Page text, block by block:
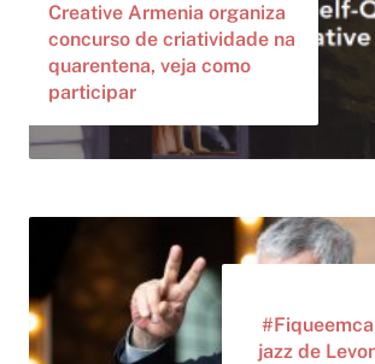
Creative Armenia organiza
concurso de criatividade na
quarentena, veja como
participar
jazz de